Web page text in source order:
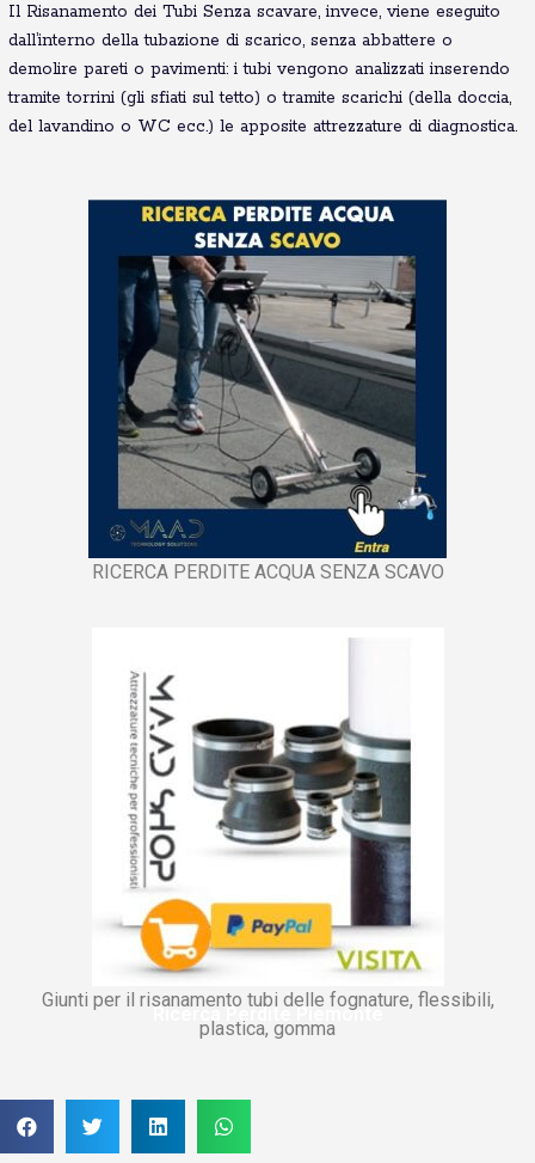
Il Risanamento dei Tubi Senza scavare, invece, viene eseguito
dall’interno della tubazione di scarico, senza abbattere o
demolire pareti o pavimenti: i tubi vengono analizzati inserendo
tramite torrini (gli sfiati sul tetto) o tramite scarichi (della doccia,
del lavandino o WC ecc.) le apposite attrezzature di diagnostica.
RICERCA PERDITE ACQUA SENZA SCAVO
Giunti per il risanamento tubi delle fognature, flessibili,
plastica, gomma
Ricerca Perdite Piemonte